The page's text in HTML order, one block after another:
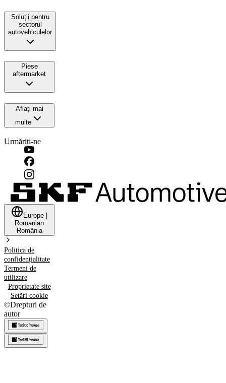
Soluții pentru
sectorul
autovehiculelor
Piese
aftermarket
Aflați mai
multe
Urmăriți-ne
Europe
Romanian
România
Politica de
confidențialitate
Termeni de
utilizare
Proprietate site
Setări cookie
©Drepturi de
autor